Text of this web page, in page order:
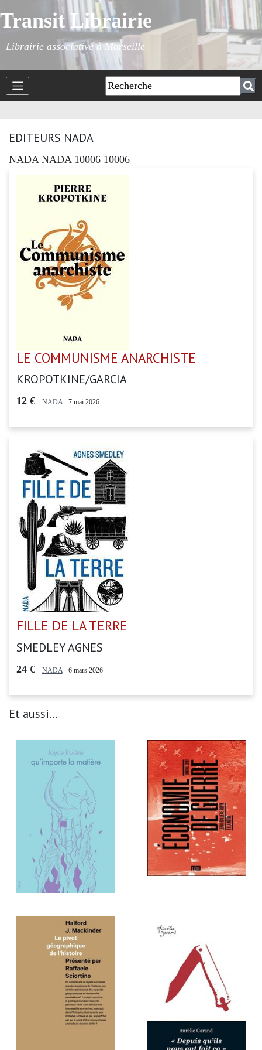
Transit Librairie
Librairie associative à Marseille
EDITEURS NADA
NADA NADA 10006 10006
LE COMMUNISME ANARCHISTE
KROPOTKINE/GARCIA
12 € - NADA- 7 mai 2026 -
FILLE DE LA TERRE
SMEDLEY AGNES
24 € - NADA- 6 mars 2026 -
Et aussi...